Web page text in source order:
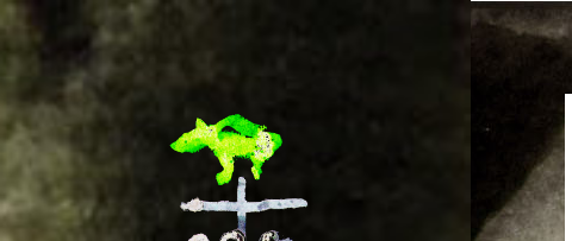
KLAVA.BAND